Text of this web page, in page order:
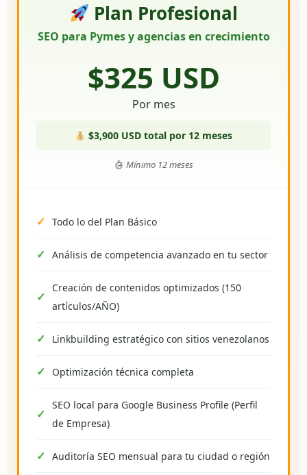
Plan Profesional
SEO para Pymes y agencias en crecimiento
$325 USD
Por mes
$3,900 USD total por 12 meses
Mínimo 12 meses
Todo lo del Plan Básico
Análisis de competencia avanzado en tu sector
Creación de contenidos optimizados (150
artículos/AÑO)
Linkbuilding estratégico con sitios venezolanos
Optimización técnica completa
SEO local para Google Business Profile (Perfil
de Empresa)
Auditoría SEO mensual para tu ciudad o región